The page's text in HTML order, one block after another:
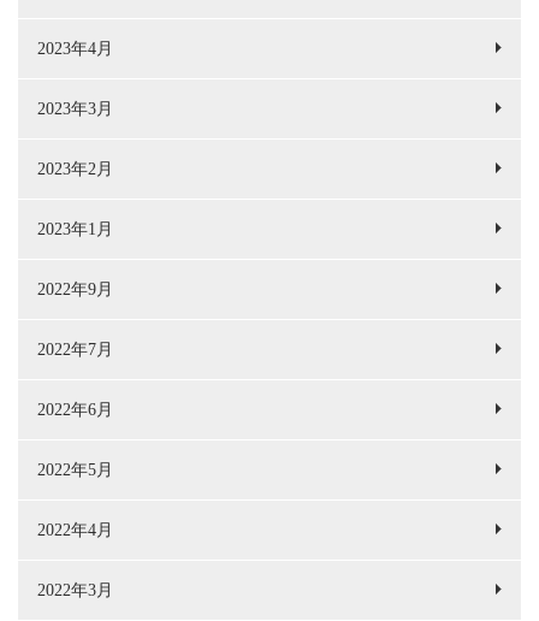
2023年4月
2023年3月
2023年2月
2023年1月
2022年9月
2022年7月
2022年6月
2022年5月
2022年4月
2022年3月